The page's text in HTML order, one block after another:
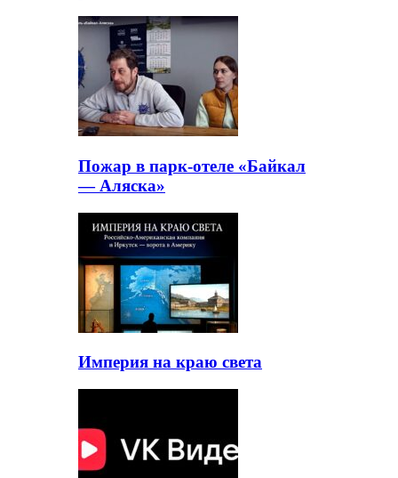
Пожар в парк-отеле «Байкал
— Аляска»
Империя на краю света